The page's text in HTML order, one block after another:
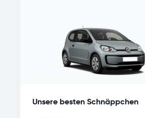
Unsere besten Schnäppchen